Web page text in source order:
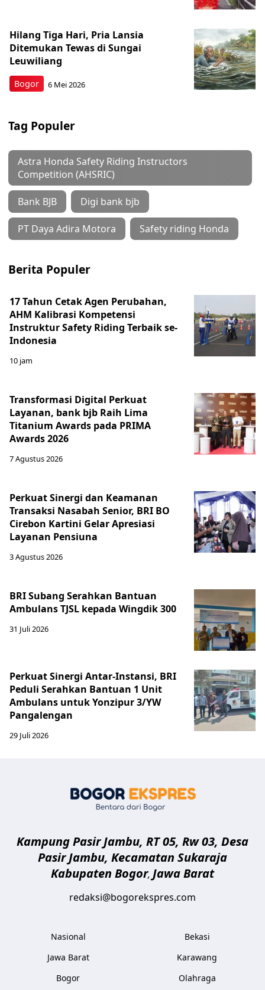
Bogor
Hilang Tiga Hari, Pria Lansia
Ditemukan Tewas di Sungai
Leuwiliang
6 Mei 2026
Tag Populer
Astra Honda Safety Riding Instructors
Competition (AHSRIC)
Bank BJB Digi bank bjb
PT Daya Adira Motora Safety riding Honda
Berita Populer
17 Tahun Cetak Agen Perubahan,
AHM Kalibrasi Kompetensi
Instruktur Safety Riding Terbaik se-
Indonesia
10 jam
Transformasi Digital Perkuat
Layanan, bank bjb Raih Lima
Titanium Awards pada PRIMA
Awards 2026
7 Agustus 2026
Perkuat Sinergi dan Keamanan
Transaksi Nasabah Senior, BRI BO
Cirebon Kartini Gelar Apresiasi
Layanan Pensiuna
3 Agustus 2026
BRI Subang Serahkan Bantuan
Ambulans TJSL kepada Wingdik 300
31 Juli 2026
Perkuat Sinergi Antar-Instansi, BRI
Peduli Serahkan Bantuan 1 Unit
Ambulans untuk Yonzipur 3/YW
Pangalengan
29 Juli 2026
Kampung Pasir Jambu, RT 05, Rw 03, Desa
Pasir Jambu, Kecamatan Sukaraja
Kabupaten Bogor, Jawa Barat
redaksi@bogorekspres.com
Nasional
Jawa Barat
Bogor
Bekasi
Karawang
Olahraga